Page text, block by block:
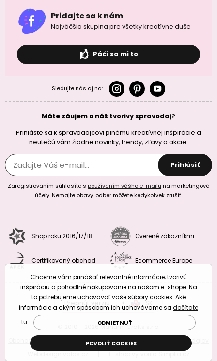
Pridajte sa k nám
Najväčšia skupina pre všetky kreatívne duše
Páči sa mi to
Sledujte nás aj na:
Máte záujem o náš tvorivy spravodaj?
Prihláste sa k spravodajcovi plnému kreatívnej inšpirácie a
neutečú vám žiadne novinky, trendy, zľavy a akcie.
Prihlásiť
Zaregistrovaním súhlasíte s používaním vášho e-mailu na marketingové
účely. Nemajte obavy, odber môžete kedykoľvek zrušiť.
Shop roku 2016/17/18 Overené zákazníkmi
Certifikovaný obchod Ecommerce Europe
Prepnúť verziu: CZSK
© 2010 – 2026 Manumi Crafts s.r.o.
Obchodné podmienky
Podmienky ochrany osobných údajov
Chceme vám prinášať relevantné informácie, tvorivú
inšpiráciu a pohodlné nakupovanie na našom e-shope. Na
to potrebujeme uchovávať vaše súbory cookies. Aké
informácie a akým spôsobom ich uchovávame sa dočítate
tu. ODMIETNUŤ
POVOLIŤ COOKIES